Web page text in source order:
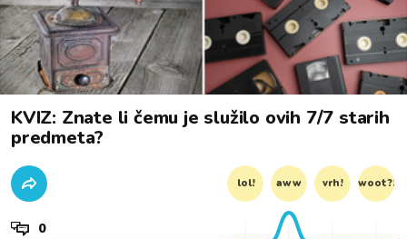
KVIZ: Znate li čemu je služilo ovih 7/7 starih
predmeta?
lol! aww vrh! woot?!
0